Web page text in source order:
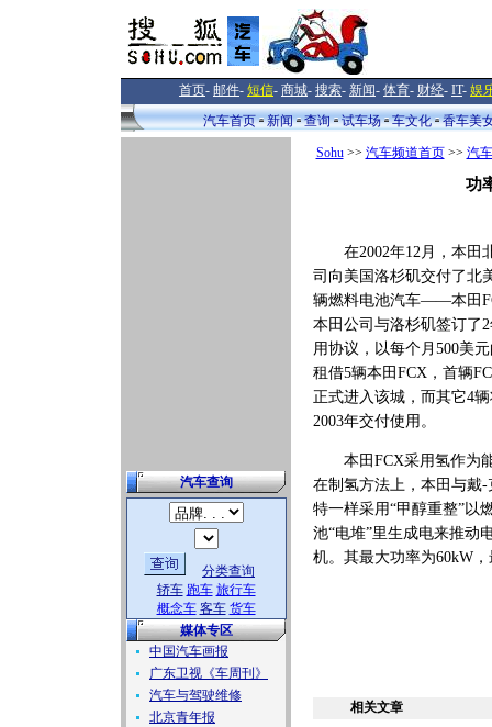
首页- 邮件- 短信- 商城- 搜索- 新闻- 体育- 财经- IT- 娱
汽车首页
新闻 查询 试车场 车文化 香车美
汽车查询
分类查询
轿车 跑车 旅行车
概念车 客车 货车
媒体专区
中国汽车画报
广东卫视《车周刊》
汽车与驾驶维修
北京青年报
Sohu>> 汽车频道首页>> 汽
功
在2002年12月，本田
司向美国洛杉矶交付了北
辆燃料电池汽车——本田
本田公司与洛杉矶签订了
用协议，以每个月500美
租借5辆本田FCX，首辆
正式进入该城，而其它4
2003年交付使用。
本田FCX采用氢作为
在制氢方法上，本田与戴-
特一样采用“甲醇重整”以
池“电堆”里生成电来推动
机。其最大功率为60kW
相关文章